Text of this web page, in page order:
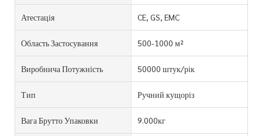
Атестація CE, GS, EMC
Область Застосування 500-1000 м²
Виробнича Потужність 50000 штук/рік
Тип Ручний кущоріз
Вага Брутто Упаковки 9.000кг